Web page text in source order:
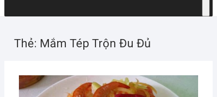
Thẻ: Mắm Tép Trộn Đu Đủ